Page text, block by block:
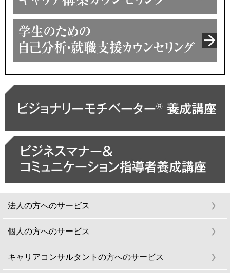
キャリアコンサルティング国家資格をお持ちの方
は、1級キャリアコンサルティング技能士から、自
分の事例を使って指導を受けると継続学習として認
められます。
GCDF資格ホルダーの方、スパービジョンは継続学
習として換算されます。
すので、継続学習としての証明書を発行できます。スーパ
ービジョンで自分のカウンセリングの弱みを発見し、克服
してください。
2016.10.15
オリジナルで企業研修作成します。
法人の方へのサービス
個人の方へのサービス
キャリアコンサルタントの方へのサービス